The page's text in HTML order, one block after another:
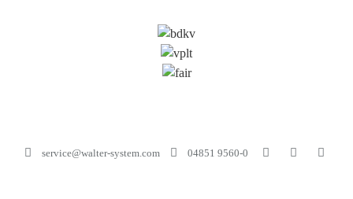
service@walter-system.com 04851 9560-0